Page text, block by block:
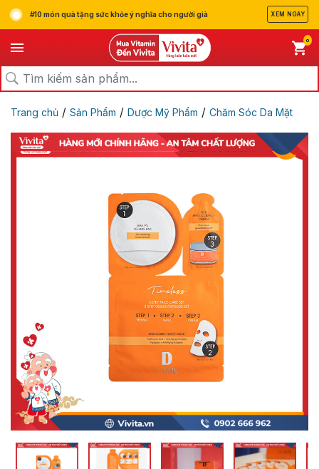
#10 món quà tặng sức khỏe ý nghĩa cho người già XEM NGAY
0
Trang chủ / Sản Phẩm / Dược Mỹ Phẩm / Chăm Sóc Da Mặt